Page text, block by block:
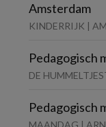
Amsterdam
KINDERRIJK |
Pedagogisch
DE
Pedagogisch